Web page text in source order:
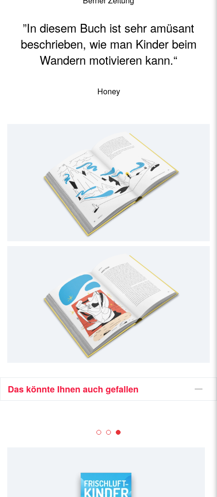
”In diesem Buch ist sehr amüsant
beschrieben, wie man Kinder beim
Wandern motivieren kann.“
Honey
Das könnte Ihnen auch gefallen